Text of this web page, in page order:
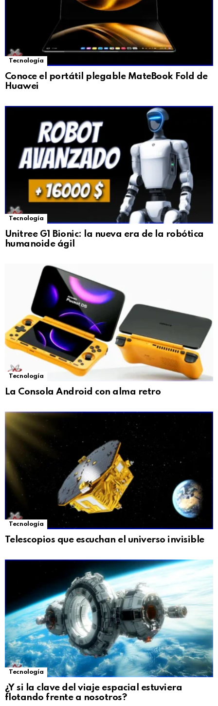
Tecnología
Conoce el portátil plegable MateBook Fold de
Huawei
Tecnología
Unitree G1 Bionic: la nueva era de la robótica
humanoide ágil
Tecnología
La Consola Android con alma retro
Tecnología
Telescopios que escuchan el universo invisible
Tecnología
¿Y si la clave del viaje espacial estuviera
flotando frente a nosotros?